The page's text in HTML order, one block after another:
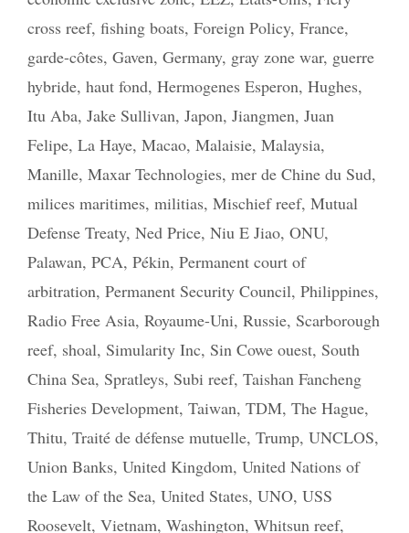
cross reef, fishing boats, Foreign Policy, France,
garde-côtes, Gaven, Germany, gray zone war, guerre
hybride, haut fond, Hermogenes Esperon, Hughes,
Itu Aba, Jake Sullivan, Japon, Jiangmen, Juan
Felipe, La Haye, Macao, Malaisie, Malaysia,
Manille, Maxar Technologies, mer de Chine du Sud,
milices maritimes, militias, Mischief reef, Mutual
Defense Treaty, Ned Price, Niu E Jiao, ONU,
Palawan, PCA, Pékin, Permanent court of
arbitration, Permanent Security Council, Philippines,
Radio Free Asia, Royaume-Uni, Russie, Scarborough
reef, shoal, Simularity Inc, Sin Cowe ouest, South
China Sea, Spratleys, Subi reef, Taishan Fancheng
Fisheries Development, Taiwan, TDM, The Hague,
Thitu, Traité de défense mutuelle, Trump, UNCLOS,
Union Banks, United Kingdom, United Nations of
the Law of the Sea, United States, UNO, USS
Roosevelt, Vietnam, Washington, Whitsun reef,